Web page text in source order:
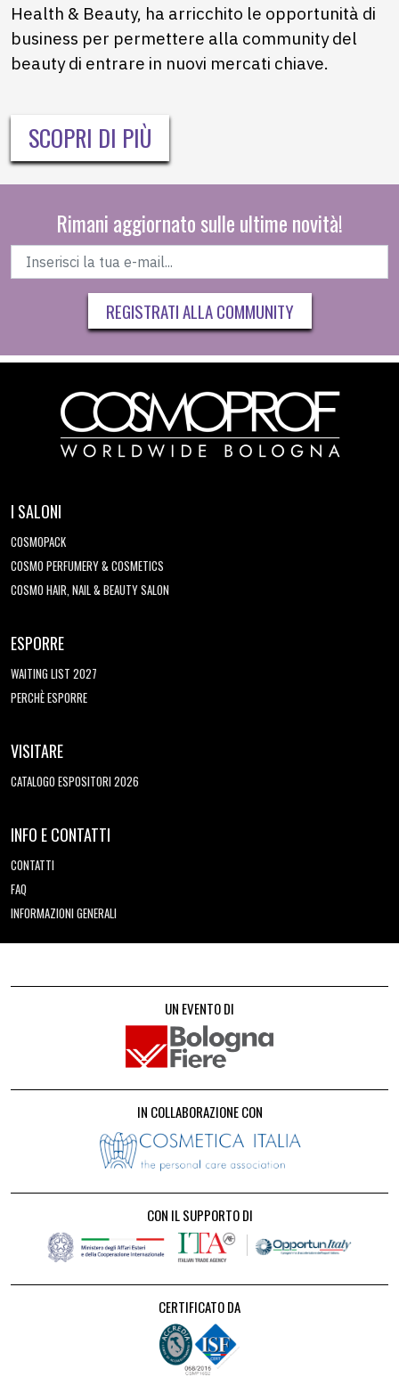
Health & Beauty, ha arricchito le opportunità di
business per permettere alla community del
beauty di entrare in nuovi mercati chiave.
SCOPRI DI PIÙ
Rimani aggiornato sulle ultime novità!
REGISTRATI ALLA COMMUNITY
I SALONI
COSMOPACK
COSMO PERFUMERY & COSMETICS
COSMO HAIR, NAIL & BEAUTY SALON
ESPORRE
WAITING LIST 2027
PERCHÈ ESPORRE
VISITARE
CATALOGO ESPOSITORI 2026
INFO E CONTATTI
CONTATTI
FAQ
INFORMAZIONI GENERALI
UN EVENTO DI
IN COLLABORAZIONE CON
CON IL SUPPORTO DI
CERTIFICATO DA